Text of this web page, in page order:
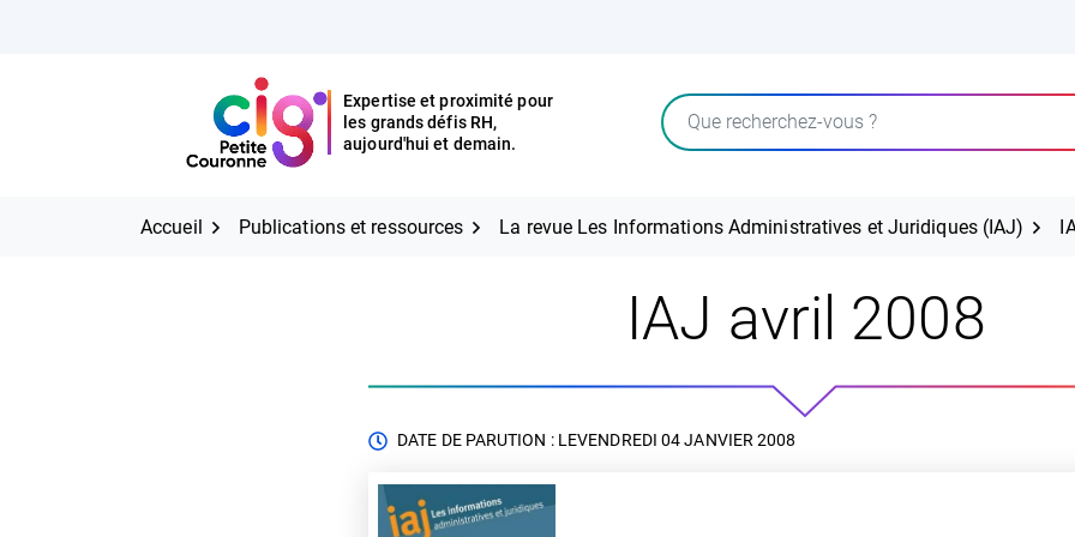
CIG Petite Couronne
Expertise et proximité pour
les grands défis RH,
aujourd'hui et demain.
Rechercher
CIG Petite Couronne
Expertise et proximité pour
les grands défis RH,
aujourd'hui et demain.
Accueil Publications et ressources La revue Les Informations Administratives et Juridiques (IAJ)
IAJ avril 2008
DATE DE PARUTION : LEVENDREDI 04 JANVIER 2008